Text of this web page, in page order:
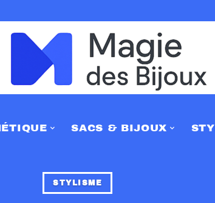
SACS & BIJOUX
STYLISME